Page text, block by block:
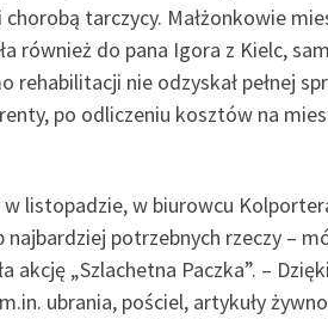
tarczycy. Małżonkowie
również do pana Igora z Kielc,
rehabilitacji nie odzyskał pełnej
po odliczeniu kosztów na
listopadzie, w biurowcu
potrzebnych rzeczy –
akcję „Szlachetna Paczka”. –
ubrania, pościel, artykuły